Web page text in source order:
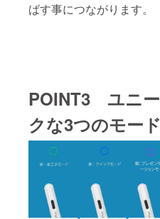
ばす事につながります。
POINT3 ユニー
クな3つのモード